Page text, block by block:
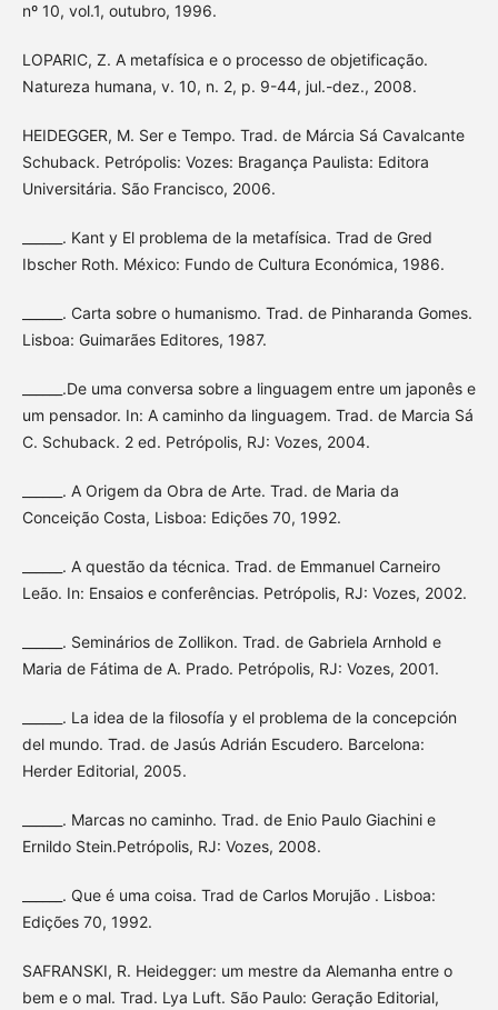
nº 10, vol.1, outubro, 1996.
LOPARIC, Z. A metafísica e o processo de objetificação.
Natureza humana, v. 10, n. 2, p. 9-44, jul.-dez., 2008.
HEIDEGGER, M. Ser e Tempo. Trad. de Márcia Sá Cavalcante
Schuback. Petrópolis: Vozes: Bragança Paulista: Editora
Universitária. São Francisco, 2006.
______. Kant y El problema de la metafísica. Trad de Gred
Ibscher Roth. México: Fundo de Cultura Económica, 1986.
______. Carta sobre o humanismo. Trad. de Pinharanda Gomes.
Lisboa: Guimarães Editores, 1987.
______.De uma conversa sobre a linguagem entre um japonês e
um pensador. In: A caminho da linguagem. Trad. de Marcia Sá
C. Schuback. 2 ed. Petrópolis, RJ: Vozes, 2004.
______. A Origem da Obra de Arte. Trad. de Maria da
Conceição Costa, Lisboa: Edições 70, 1992.
______. A questão da técnica. Trad. de Emmanuel Carneiro
Leão. In: Ensaios e conferências. Petrópolis, RJ: Vozes, 2002.
______. Seminários de Zollikon. Trad. de Gabriela Arnhold e
Maria de Fátima de A. Prado. Petrópolis, RJ: Vozes, 2001.
______. La idea de la filosofía y el problema de la concepción
del mundo. Trad. de Jasús Adrián Escudero. Barcelona:
Herder Editorial, 2005.
______. Marcas no caminho. Trad. de Enio Paulo Giachini e
Ernildo Stein.Petrópolis, RJ: Vozes, 2008.
______. Que é uma coisa. Trad de Carlos Morujão . Lisboa:
Edições 70, 1992.
SAFRANSKI, R. Heidegger: um mestre da Alemanha entre o
bem e o mal. Trad. Lya Luft. São Paulo: Geração Editorial,